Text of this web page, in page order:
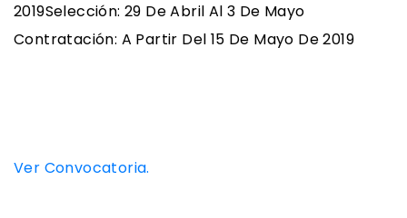
2019Selección: 29 De Abril Al 3 De Mayo
Contratación: A Partir Del 15 De Mayo De 2019
Ver Convocatoria.